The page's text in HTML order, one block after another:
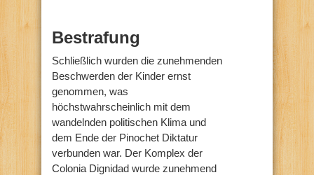
Bestrafung
Schließlich wurden die zunehmenden
Beschwerden der Kinder ernst
genommen, was
höchstwahrscheinlich mit dem
wandelnden politischen Klima und
dem Ende der Pinochet Diktatur
verbunden war. Der Komplex der
Colonia Dignidad wurde zunehmend